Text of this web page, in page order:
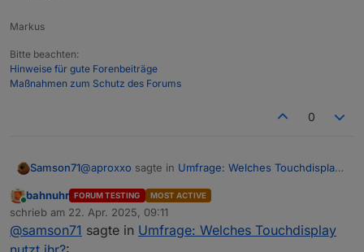
Markus
Bitte beachten:
Hinweise für gute Forenbeiträge
Maßnahmen zum Schutz des Forums
0
Samson71@aproxxo sagte in Umfrage: Welches Touchdisplay
Hier war die rede von Touchdisplay und nicht
von Tablet. Daher ergibt sich automatisch auch
MIR musst Du das nicht erzählen ;) . ICH habe das
Online
bahnuhr FORUM TESTING MOST ACTIVE
schrieb am 22. Apr. 2025, 09:11
zuletzt editiert von
@samson71 sagte in Umfrage: Welches Touchdisplay